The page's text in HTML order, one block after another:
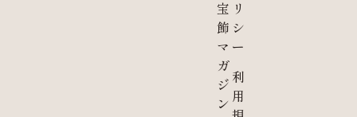
宝
飾
マ
ガ
ジ
ン
リ
シ
ー
利
用